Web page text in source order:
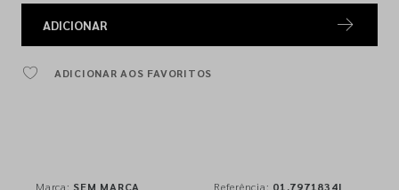
ADICIONAR
ADICIONAR AOS FAVORITOS
Marca: SEM MARCA Referência: 01.7971834I